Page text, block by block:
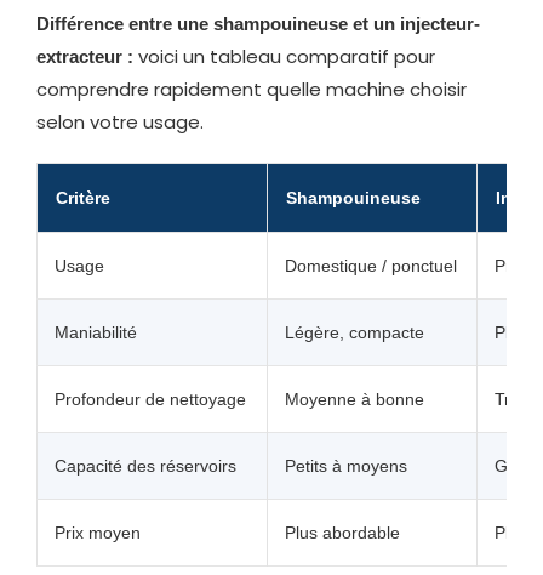
Différence entre une shampouineuse et un injecteur-
extracteur : voici un tableau comparatif pour
comprendre rapidement quelle machine choisir
selon votre usage.
Critère Shampouineuse
Usage Domestique / ponctuel
Maniabilité Légère, compacte Plus
Profondeur de nettoyage Moyenne à bonne Très
Capacité des réservoirs Petits à moyens
Prix moyen Plus abordable Plus